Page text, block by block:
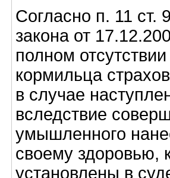
Согласно п. 11 ст.
закона от
полном
кормильца
в случае
вследствие
умышленного
своему здоровью,
установлены в